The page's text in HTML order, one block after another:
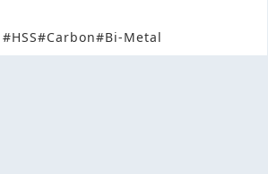
#HSS#Carbon#Bi-Metal